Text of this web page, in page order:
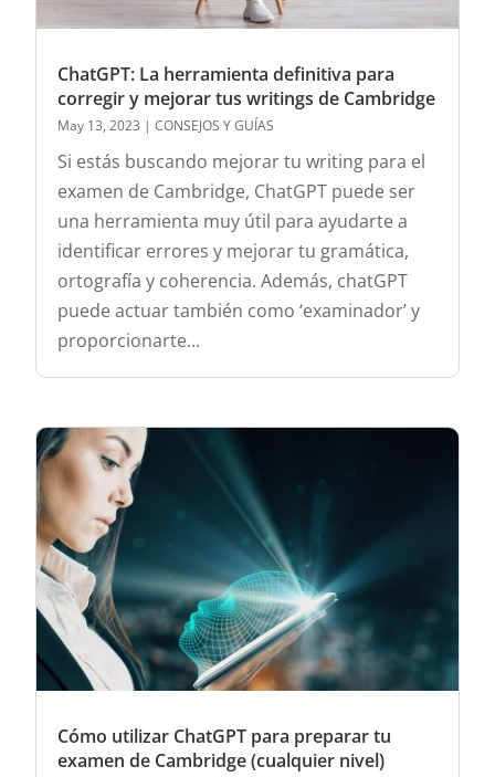
ChatGPT: La herramienta definitiva para
corregir y mejorar tus writings de Cambridge
May 13, 2023 |CONSEJOS Y GUÍAS
Si estás buscando mejorar tu writing para el
examen de Cambridge, ChatGPT puede ser
una herramienta muy útil para ayudarte a
identificar errores y mejorar tu gramática,
ortografía y coherencia. Además, chatGPT
puede actuar también como ‘examinador’ y
proporcionarte...
Cómo utilizar ChatGPT para preparar tu
examen de Cambridge (cualquier nivel)